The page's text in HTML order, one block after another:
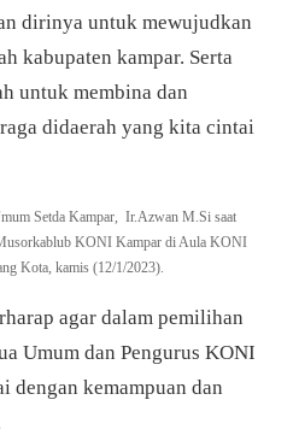
dirinya untuk mewujudkan
kabupaten kampar. Serta
untuk membina dan
didaerah yang kita cintai
Setda Kampar, Ir.Azwan M.Si saat
KONI Kampar di Aula KONI
Kota, kamis (12/1/2023).
agar dalam pemilihan
Umum dan Pengurus KONI
dengan kemampuan dan